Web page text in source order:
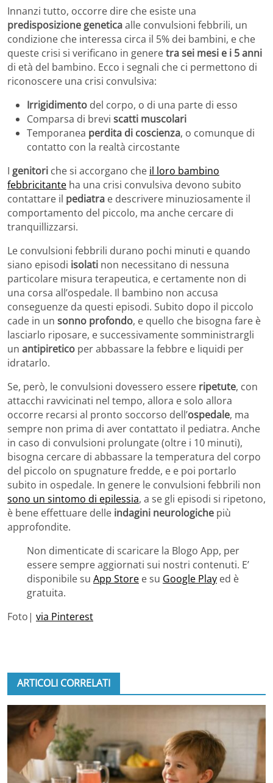
Innanzi tutto, occorre dire che esiste una
predisposizione geneticaalle convulsioni febbrili, un
condizione che interessa circa il 5% dei bambini, e che
queste crisi si verificano in generetra sei mesi e i 5 anni
di età del bambino. Ecco i segnali che ci permettono di
riconoscere una crisi convulsiva:
Irrigidimento del corpo, o di una parte di esso
Comparsa di brevi scatti muscolari
Temporanea perdita di coscienza, o comunque di
contatto con la realtà circostante
I genitori che si accorgano che il loro bambino
febbricitante ha una crisi convulsiva devono subito
contattare il pediatra e descrivere minuziosamente il
comportamento del piccolo, ma anche cercare di
tranquillizzarsi.
Le convulsioni febbrili durano pochi minuti e quando
siano episodi isolati non necessitano di nessuna
particolare misura terapeutica, e certamente non di
una corsa all’ospedale. Il bambino non accusa
conseguenze da questi episodi. Subito dopo il piccolo
cade in un sonno profondo, e quello che bisogna fare è
lasciarlo riposare, e successivamente somministrargli
un antipiretico per abbassare la febbre e liquidi per
idratarlo.
Se, però, le convulsioni dovessero essere ripetute, con
attacchi ravvicinati nel tempo, allora e solo allora
occorre recarsi al pronto soccorso dell’ospedale, ma
sempre non prima di aver contattato il pediatra. Anche
in caso di convulsioni prolungate (oltre i 10 minuti),
bisogna cercare di abbassare la temperatura del corpo
del piccolo on spugnature fredde, e e poi portarlo
subito in ospedale. In genere le convulsioni febbrili non
sono un sintomo di epilessia, a se gli episodi si ripetono,
è bene effettuare delle indagini neurologiche più
approfondite.
Non dimenticate di scaricare la Blogo App, per
essere sempre aggiornati sui nostri contenuti. E’
disponibile su App Store e su Google Play ed è
gratuita.
Foto| via Pinterest
ARTICOLI CORRELATI